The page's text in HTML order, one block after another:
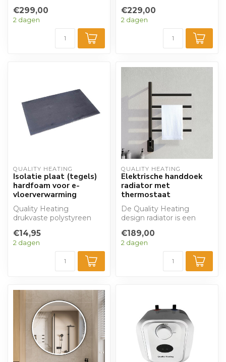
bijvoorbeeld in de keuken
of in e...
€299,00
2 dagen
€229,00
2 dagen
QUALITY HEATING
Isolatie plaat (tegels)
hardfoam voor e-
vloerverwarming
Quality Heating
drukvaste polystyreen
ISO64 waterdicht o...
€14,95
2 dagen
QUALITY HEATING
Elektrische handdoek
radiator met
thermostaat
De Quality Heating
design radiator is een
elektrische hand...
€189,00
2 dagen